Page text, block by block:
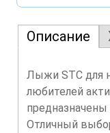
Описание
Лыжи STC для
любителей
Отличный